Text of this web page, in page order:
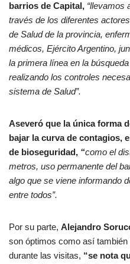
barrios de Capital, “llevamos
través de los diferentes
de Salud de la provincia,
médicos, Ejército Argentino,
la primera línea en la
realizando los controles
sistema de Salud”.
Aseveró que la única forma
bajar la curva de contagios,
de bioseguridad, “como el
metros, uso permanente del
algo que se viene informando
entre todos”.
Por su parte, Alejandro
son óptimos como así
durante las visitas, “se nota